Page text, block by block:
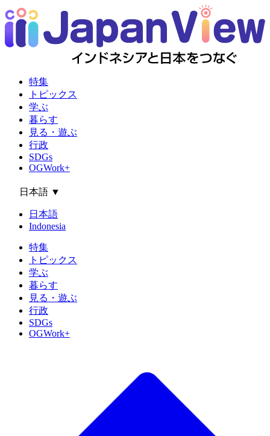
特集
トピックス
学ぶ
暮らす
見る・遊ぶ
行政
SDGs
OGWork+
日本語 ▼
日本語
Indonesia
特集
トピックス
学ぶ
暮らす
見る・遊ぶ
行政
SDGs
OGWork+